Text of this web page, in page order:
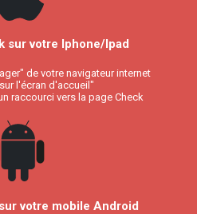
sur votre Iphone/Ipad
de votre navigateur internet
l'écran d'accueil"
raccourci vers la page Check
votre mobile Android